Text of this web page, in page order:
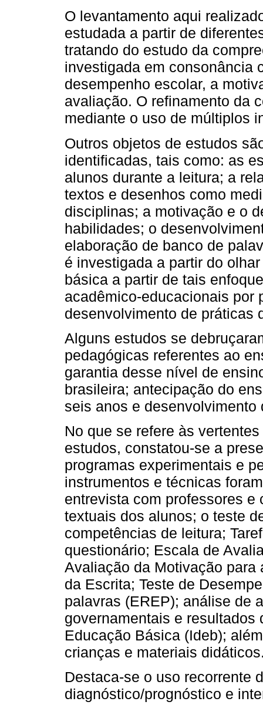
O levantamento aqui
estudada a partir de
tratando do estudo da
investigada em consonância
desempenho escolar, a
avaliação. O refinamento da
mediante o uso de múltiplos
Outros objetos de estudos
identificadas, tais como: as
alunos durante a leitura; a
textos e desenhos como
disciplinas; a motivação e o
habilidades; o
elaboração de banco de
é investigada a partir do
básica a partir de tais
acadêmico-educacionais por
desenvolvimento de práticas
Alguns estudos se
pedagógicas referentes ao
garantia desse nível de
brasileira; antecipação do
seis anos e
No que se refere às
estudos, constatou-se a
programas experimentais e
instrumentos e técnicas
entrevista com professores
textuais dos alunos; o teste
competências de leitura;
questionário; Escala de
Avaliação da Motivação
da Escrita; Teste de
palavras (EREP); análise de
governamentais e
Educação Básica (Ideb);
crianças e materiais
Destaca-se o uso recorrente
diagnóstico/prognóstico e